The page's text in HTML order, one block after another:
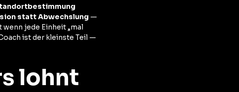
statt Abwechslung —
jede Einheit „mal
ist der kleinste Teil —
lohnt